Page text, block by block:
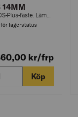
14MM
lagerstatus
kr/frp
Köp